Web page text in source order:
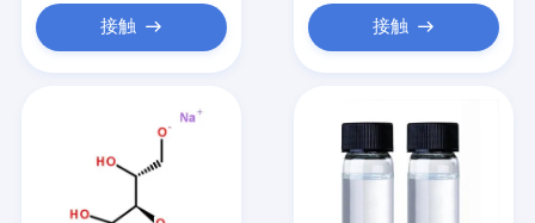
接触 接触